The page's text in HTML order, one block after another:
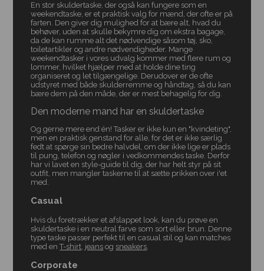
En stor skuldertaske, der også kan fungere som en
weekendtaske, er et praktisk valg for mænd, der ofte er på
farten. Den giver dig mulighed for at bære alt, hvad du
behøver, uden at skulle bekymre dig om ekstra bagage,
da de kan rumme alt det nødvendige såsom tøj, sko,
toiletartikler og andre nødvendigheder. Mange
weekendtasker i vores udvalg kommer med flere rum og
lommer, hvilket hjælper med at holde dine ting
organiseret og let tilgængelige. Derudover er de ofte
udstyret med både skulderremme og håndtag, så du kan
bære dem på den måde, der er mest behagelig for dig.
Den moderne mand har en skuldertaske
Og gerne mere end én! Tasker er ikke kun en "kvindeting",
men en praktisk genstand for alle, for det er ikke særlig
fedt at spørge sin bedre halvdel, om der ikke lige er plads
til pung, telefon og nøgler i vedkommendes taske. Derfor
har vi lavet en style-guide til dig, der har helt styr på sit
outfit, men mangler taskerne til at sætte prikken over i'et
med.
Casual
Hvis du foretrækker et afslappet look, kan du prøve en
skuldertaske i en neutral farve som sort eller brun. Denne
type taske passer perfekt til en casual stil og kan matches
med enT-shirt jeans og sneakers
Corporate